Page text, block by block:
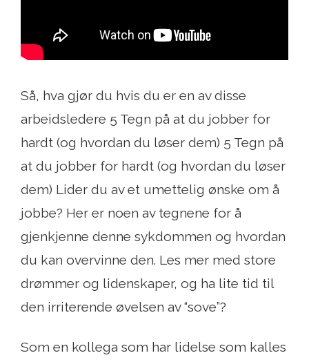
Så, hva gjør du hvis du er en av disse
arbeidsledere 5 Tegn på at du jobber for
hardt (og hvordan du løser dem) 5 Tegn på
at du jobber for hardt (og hvordan du løser
dem) Lider du av et umettelig ønske om å
jobbe? Her er noen av tegnene for å
gjenkjenne denne sykdommen og hvordan
du kan overvinne den. Les mer med store
drømmer og lidenskaper, og ha lite tid til
den irriterende øvelsen av “sove”?
Som en kollega som har lidelse som kalles